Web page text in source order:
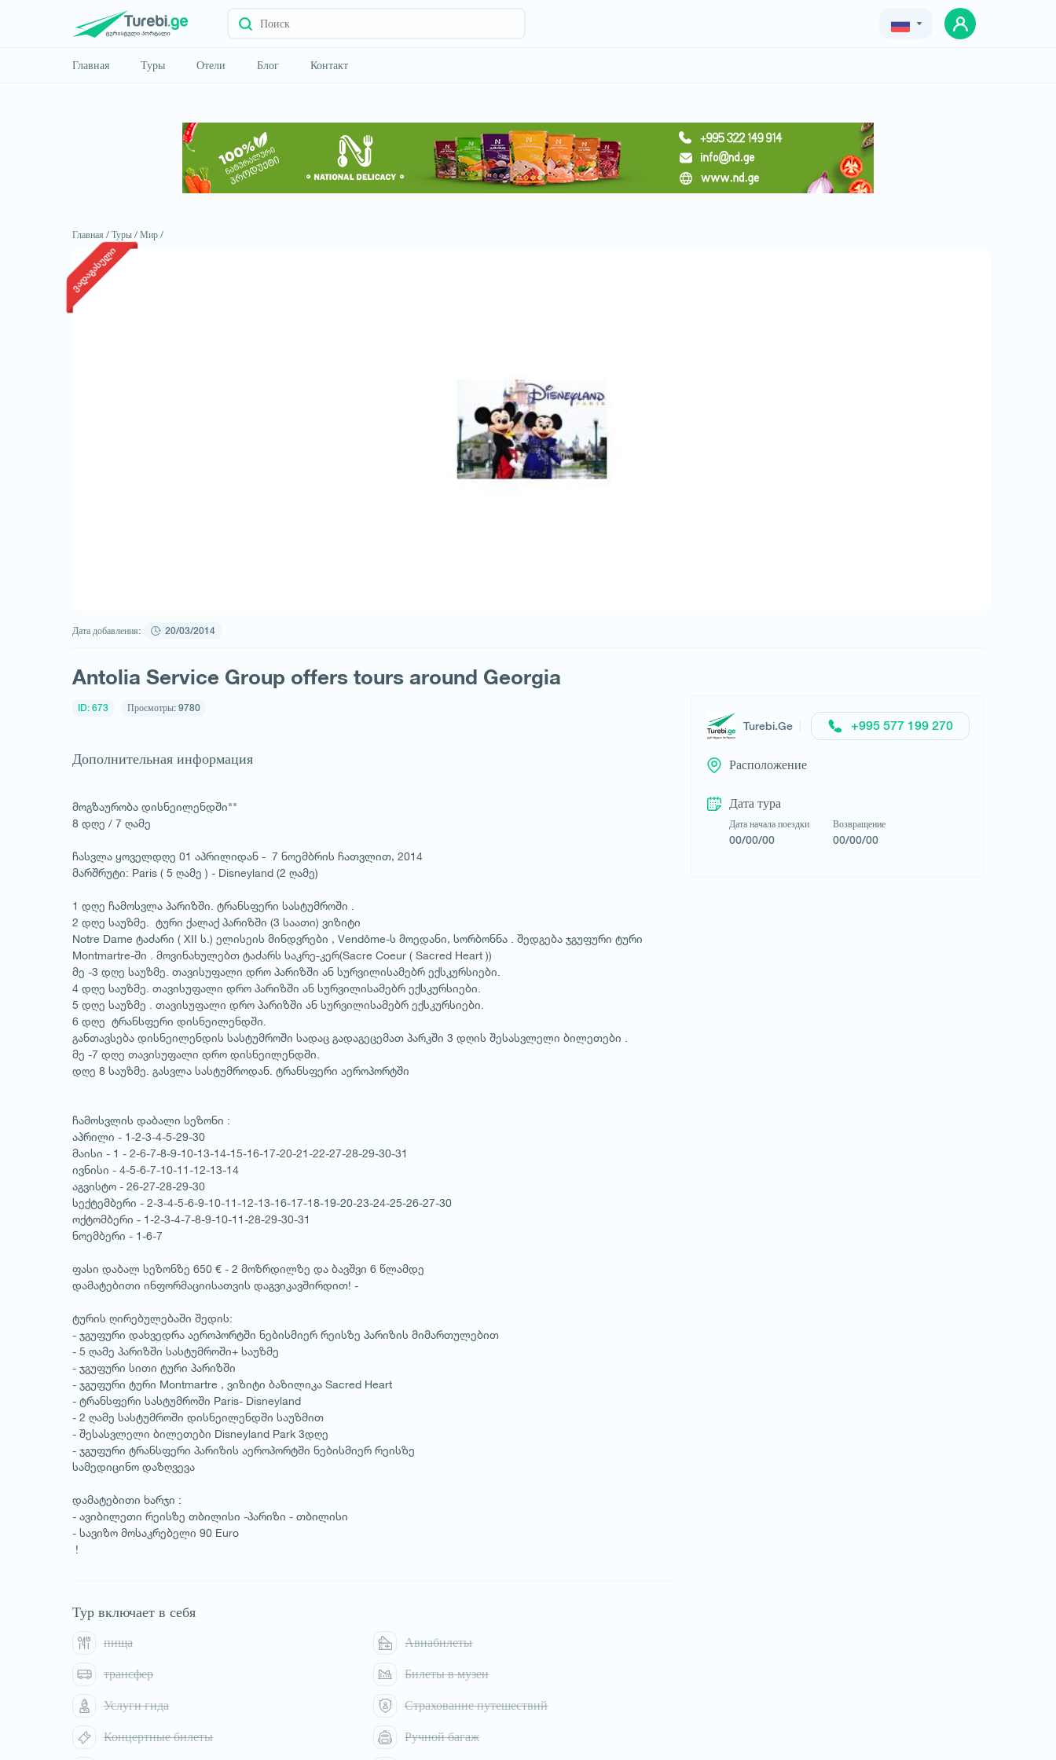
Главная Туры Отели Блог Контакт
Запросить тур
აელიტტა თრეველი * Aelitta
1 / 1
Главная / Туры / Мир /
ვადაგასული
Дата добавления: 20/03/2014
Antolia Service Group offers tours around Georgia
ID: 673 Просмотры: 9780
Дополнительная информация
მოგზაურობა დისნეილენდში""
8 დღე / 7 ღამე
ჩასვლა ყოველდღე 01 აპრილიდან - 7 ნოემბრის ჩათვლით, 2014
მარშრუტი: Paris ( 5 ღამე ) - Disneyland (2 ღამე)
1 დღე ჩამოსვლა პარიზში. ტრანსფერი სასტუმროში .
2 დღე საუზმე. ტური ქალაქ პარიზში (3 საათი) ვიზიტი
Notre Dame ტაძარი ( XII ს.) ელისეის მინდვრები , Vendôme-ს მოედანი, სორბონნა . შედგება ჯგუფური ტური
Montmartre-ში . მოვინახულებთ ტაძარს საკრე-კერ(Sacre Coeur ( Sacred Heart ))
მე -3 დღე საუზმე. თავისუფალი დრო პარიზში ან სურვილისამებრ ექსკურსიები.
4 დღე საუზმე. თავისუფალი დრო პარიზში ან სურვილისამებრ ექსკურსიები.
5 დღე საუზმე . თავისუფალი დრო პარიზში ან სურვილისამებრ ექსკურსიები.
6 დღე ტრანსფერი დისნეილენდში.
განთავსება დისნეილენდის სასტუმროში სადაც გადაგეცემათ პარკში 3 დღის შესასვლელი ბილეთები .
მე -7 დღე თავისუფალი დრო დისნეილენდში.
დღე 8 საუზმე. გასვლა სასტუმროდან. ტრანსფერი აეროპორტში
ჩამოსვლის დაბალი სეზონი :
აპრილი - 1-2-3-4-5-29-30
მაისი - 1 - 2-6-7-8-9-10-13-14-15-16-17-20-21-22-27-28-29-30-31
ივნისი - 4-5-6-7-10-11-12-13-14
აგვისტო - 26-27-28-29-30
სექტემბერი - 2-3-4-5-6-9-10-11-12-13-16-17-18-19-20-23-24-25-26-27-30
ოქტომბერი - 1-2-3-4-7-8-9-10-11-28-29-30-31
ნოემბერი - 1-6-7
ფასი დაბალ სეზონზე 650 € - 2 მოზრდილზე და ბავშვი 6 წლამდე
დამატებითი ინფორმაციისათვის დაგვიკავშირდით! -
ტურის ღირებულებაში შედის:
- ჯგუფური დახვედრა აეროპორტში ნებისმიერ რეისზე პარიზის მიმართულებით
- 5 ღამე პარიზში სასტუმროში+ საუზმე
- ჯგუფური სითი ტური პარიზში
- ჯგუფური ტური Montmartre , ვიზიტი ბაზილიკა Sacred Heart
- ტრანსფერი სასტუმროში Paris- Disneyland
- 2 ღამე სასტუმროში დისნეილენდში საუზმით
- შესასვლელი ბილეთები Disneyland Park 3დღე
- ჯგუფური ტრანსფერი პარიზის აეროპორტში ნებისმიერ რეისზე
სამედიცინო დაზღვევა
დამატებითი ხარჯი :
- ავიბილეთი რეისზე თბილისი -პარიზი - თბილისი
- სავიზო მოსაკრებელი 90 Euro
!
Тур включает в себя
пища Авиабилеты
трансфер Билеты в музеи
Услуги гида Страхование путешествий
Концертные билеты Ручной багаж
Turebi.Ge +995 577 199 270
Расположение
Дата тура
Дата начала поездки
00/00/00
Возвращение
00/00/00